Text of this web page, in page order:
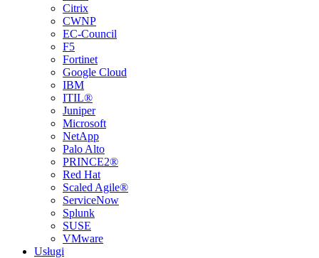
Citrix
CWNP
EC-Council
F5
Fortinet
Google Cloud
IBM
ITIL®
Juniper
Microsoft
NetApp
Palo Alto
PRINCE2®
Red Hat
Scaled Agile®
ServiceNow
Splunk
SUSE
VMware
Usługi